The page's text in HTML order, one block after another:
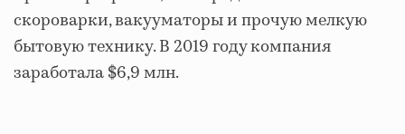
скороварки, вакууматоры и прочую мелкую
бытовую технику. В 2019 году компания
заработала $6,9 млн.